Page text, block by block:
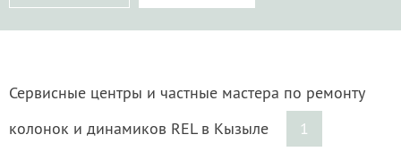
Сервисные центры и частные мастера по ремонту
колонок и динамиков REL в Кызыле
1